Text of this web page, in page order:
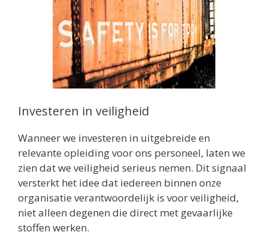
Investeren in veiligheid
Wanneer we investeren in uitgebreide en
relevante opleiding voor ons personeel, laten we
zien dat we veiligheid serieus nemen. Dit signaal
versterkt het idee dat iedereen binnen onze
organisatie verantwoordelijk is voor veiligheid,
niet alleen degenen die direct met gevaarlijke
stoffen werken.